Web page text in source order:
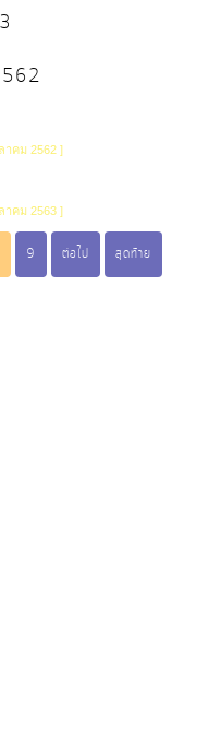
าคม 2562 ]
าคม 2563 ]
9 ต่อไป สุดท้าย